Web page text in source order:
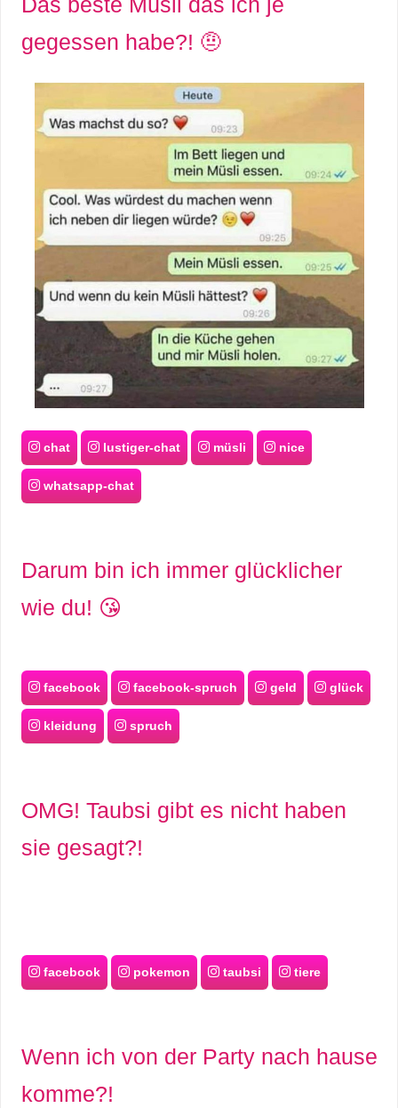
gegessen habe?! 🤨
chat lustiger-chat müsli nice
whatsapp-chat
Darum bin ich immer glücklicher
wie du! 😘
facebook facebook-spruch geld glück
kleidung spruch
OMG! Taubsi gibt es nicht haben
sie gesagt?!
facebook pokemon taubsi tiere
Wenn ich von der Party nach hause
komme?!